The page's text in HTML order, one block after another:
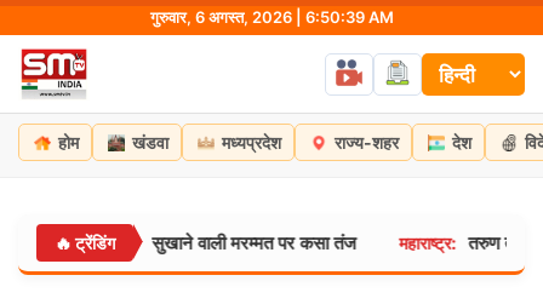
content
गुरुवार, 6 अगस्त, 2026 | 6:50:40 AM
होम खंडवा मध्यप्रदेश राज्य-शहर देश
🔥 ट्रेंडिंग
और पंखे से सुखाने वाली मरम्मत पर कसा तंज महाराष्ट्र: तरुण तेजपाल को